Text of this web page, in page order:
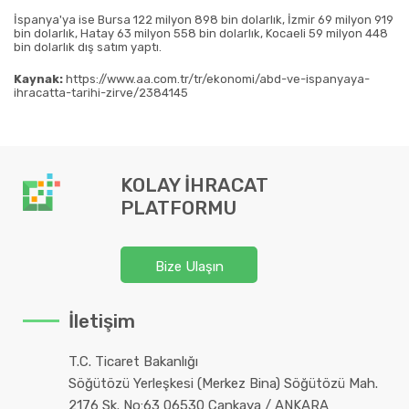
İspanya'ya ise Bursa 122 milyon 898 bin dolarlık, İzmir 69 milyon 919
bin dolarlık, Hatay 63 milyon 558 bin dolarlık, Kocaeli 59 milyon 448
bin dolarlık dış satım yaptı.
Kaynak: https://www.aa.com.tr/tr/ekonomi/abd-ve-ispanyaya-
ihracatta-tarihi-zirve/2384145
KOLAY İHRACAT
PLATFORMU
Bize Ulaşın
İletişim
T.C. Ticaret Bakanlığı
Söğütözü Yerleşkesi (Merkez Bina) Söğütözü Mah.
2176 Sk. No:63 06530 Çankaya / ANKARA